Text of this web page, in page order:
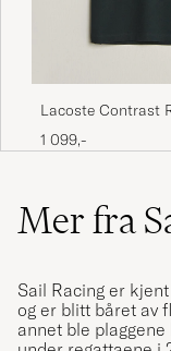
Lacoste Contrast
Shirt Dark Varech
1 099,-
Mer fra
Sail Racing er
og er blitt båret av
annet ble